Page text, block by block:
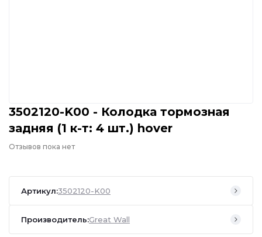
3502120-K00 - Колодка тормозная
задняя (1 к-т: 4 шт.) hover
Отзывов пока нет
Артикул:3502120-K00
Производитель:Great Wall